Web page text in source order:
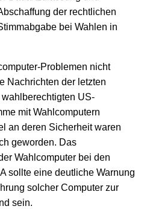
der rechtlichen
bei Wahlen in
Problemen nicht
Nachrichten der letzten
US-
mit Wahlcomputern
an deren Sicherheit waren
geworden. Das
Wahlcomputer bei den
sollte eine deutliche Warnung
solcher Computer zur
sein.